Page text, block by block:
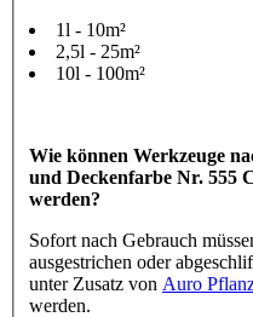
1l - 10m²
2,5l - 25m²
10l - 100m²
Wie können Werkzeuge
und Deckenfarbe Nr. 555
werden?
Sofort nach Gebrauch
ausgestrichen oder
unter Zusatz von Auro
werden.